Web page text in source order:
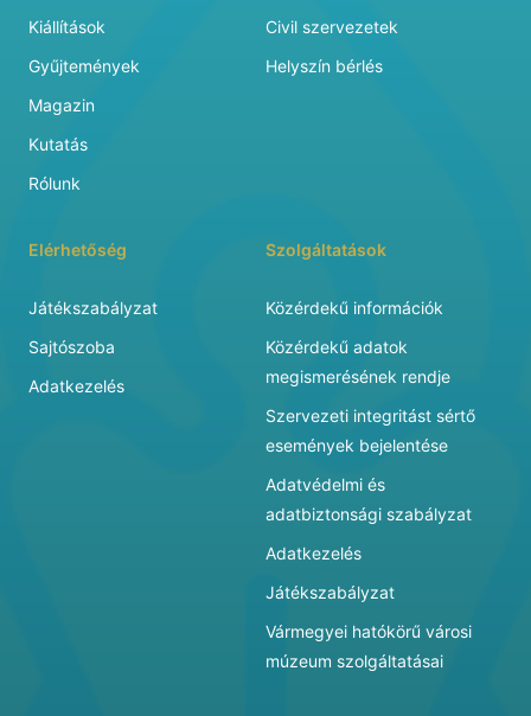
Kiállítások
Gyűjtemények
Magazin
Kutatás
Rólunk
Civil szervezetek
Helyszín bérlés
Elérhetőség
Játékszabályzat
Sajtószoba
Adatkezelés
Szolgáltatások
Közérdekű információk
Közérdekű adatok
megismerésének rendje
Szervezeti integritást sértő
események bejelentése
Adatvédelmi és
adatbiztonsági szabályzat
Adatkezelés
Játékszabályzat
Vármegyei hatókörű városi
múzeum szolgáltatásai